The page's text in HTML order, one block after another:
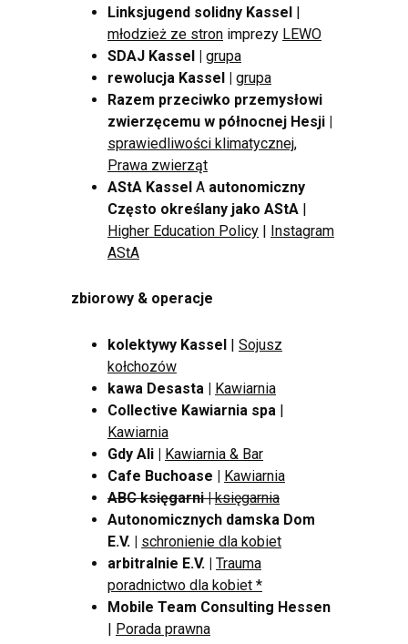
Linksjugend solidny Kassel |
młodzież ze stron imprezy LEWO
SDAJ Kassel | grupa
rewolucja Kassel | grupa
Razem przeciwko przemysłowi
zwierzęcemu w północnej Hesji |
sprawiedliwości klimatycznej,
Prawa zwierząt
AStA Kassel A autonomiczny
Często określany jako AStA |
Higher Education Policy | Instagram
AStA
zbiorowy & operacje
kolektywy Kassel
Sojusz
kołchozów
kawa Desasta
Kawiarnia
Collective Kawiarnia spa
Kawiarnia
Gdy Ali
Kawiarnia & Bar
Cafe Buchoase |
Kawiarnia
ABC księgarni| księgarnia
Autonomicznych damska Dom
E.V. | schronienie dla kobiet
arbitralnie E.V. | Trauma
poradnictwo dla kobiet *
Mobile Team Consulting Hessen
Porada prawna